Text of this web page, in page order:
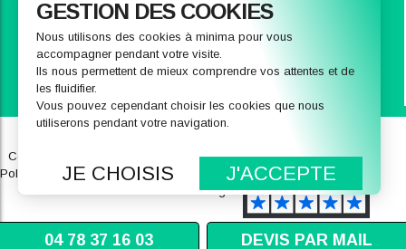
Conditions générales de ventes
FAQ
Politique de données personnelles
Recrutement
Mentions légales
04 78 37 16 03 DEVIS PAR MAIL
GESTION DES COOKIES
Nous utilisons des cookies à minima pour vous
accompagner pendant votre visite.
Ils nous permettent de mieux comprendre vos attentes et de
les fluidifier.
Vous pouvez cependant choisir les cookies que nous
utiliserons pendant votre navigation.
JE CHOISIS J'ACCEPTE